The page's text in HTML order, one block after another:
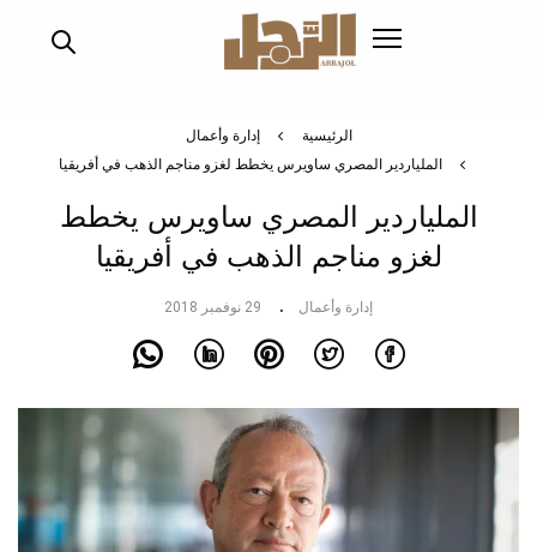
الرئيسية
إدارة وأعمال
الملياردير المصري ساويرس يخطط لغزو مناجم الذهب في أفريقيا
الملياردير المصري ساويرس يخطط
لغزو مناجم الذهب في أفريقيا
إدارة وأعمال 29 نوفمبر 2018